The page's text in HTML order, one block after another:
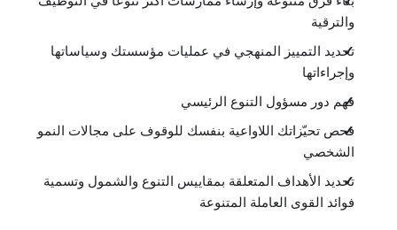
والترقية
تحديد التمييز المنهجي في عمليات مؤسستك وسياساتها
وإجراءاتها
فهم دور مسؤول التنوع الرئيسي
فحص تحيّزاتك اللاواعية بنفسك للوقوف على مجالات النمو
الشخصي
تحديد الأهداف المتعلقة بمقاييس التنوع والشمول وتسمية
فوائد القوى العاملة المتنوعة